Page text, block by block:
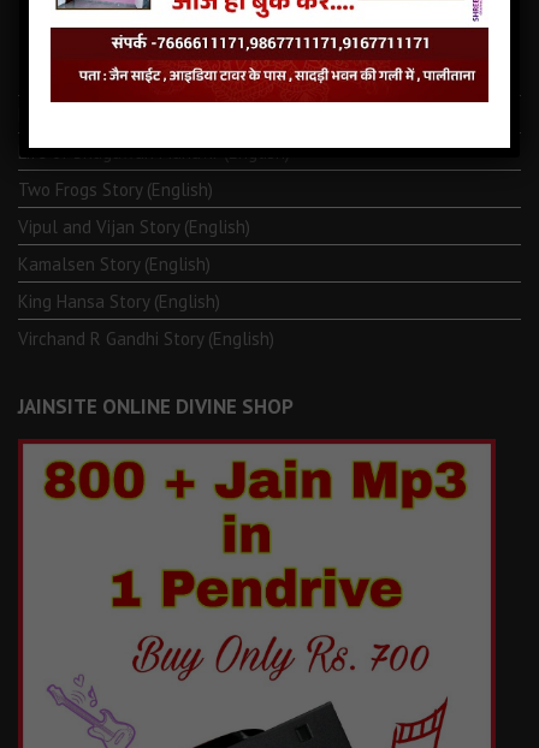
LATEST JAINISM
The Jain Monk and his Saka saviours (English)
Life of Bhagawän Mahävir (English)
Two Frogs Story (English)
Vipul and Vijan Story (English)
Kamalsen Story (English)
King Hansa Story (English)
Virchand R Gandhi Story (English)
JAINSITE ONLINE DIVINE SHOP